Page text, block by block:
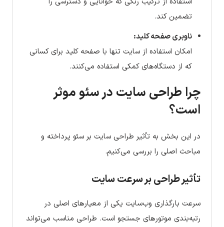
تضمین کند.
ناوبری صفحه کلید:
امکان استفاده از سایت تنها با صفحه کلید برای کسانی
که از دستگاه‌های کمکی استفاده می‌کنند.
چرا طراحی سایت در سئو موثر
است؟
در این بخش به تأثیر طراحی سایت بر سئو پرداخته و
مباحث اصلی را بررسی می‌کنیم.
تأثیر طراحی بر سرعت سایت
سرعت بارگذاری وب‌سایت یکی از معیارهای اصلی در
رتبه‌بندی موتورهای جستجو است. طراحی مناسب می‌تواند